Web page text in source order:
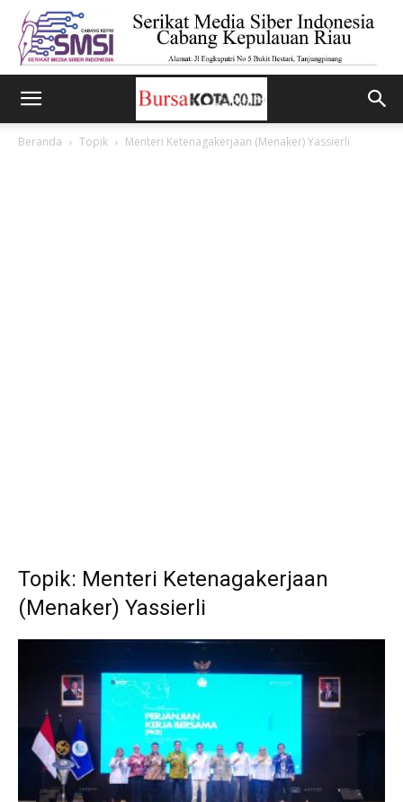
Beranda Topik Menteri Ketenagakerjaan (Menaker) Yassierli
Topik: Menteri Ketenagakerjaan
(Menaker) Yassierli